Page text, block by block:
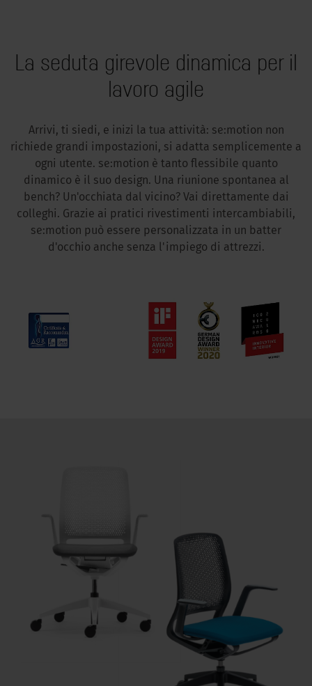
La seduta girevole dinamica per il
lavoro agile
Arrivi, ti siedi, e inizi la tua attività: se:motion non
richiede grandi impostazioni, si adatta semplicemente a
ogni utente. se:motion è tanto flessibile quanto
dinamico è il suo design. Una riunione spontanea al
bench? Un'occhiata dal vicino? Vai direttamente dai
colleghi. Grazie ai pratici rivestimenti intercambiabili,
se:motion può essere personalizzata in un batter
d'occhio anche senza l'impiego di attrezzi.